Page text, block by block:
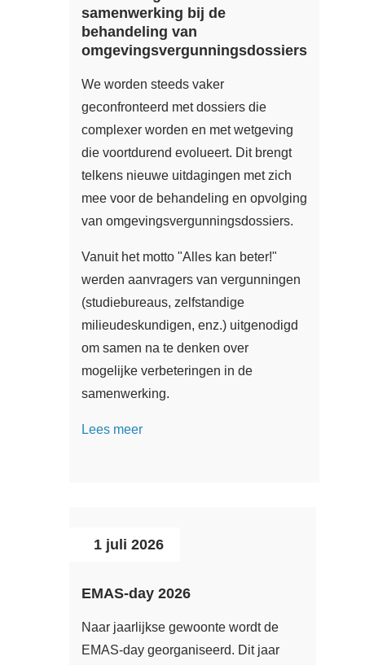
samenwerking bij de
behandeling van
omgevingsvergunningsdossiers
We worden steeds vaker
geconfronteerd met dossiers die
complexer worden en met wetgeving
die voortdurend evolueert. Dit brengt
telkens nieuwe uitdagingen met zich
mee voor de behandeling en opvolging
van omgevingsvergunningsdossiers.
Vanuit het motto "Alles kan beter!"
werden aanvragers van vergunningen
(studiebureaus, zelfstandige
milieudeskundigen, enz.) uitgenodigd
om samen na te denken over
mogelijke verbeteringen in de
samenwerking.
Lees meer
1 juli 2026
EMAS-day 2026
Naar jaarlijkse gewoonte wordt de
EMAS-day georganiseerd. Dit jaar